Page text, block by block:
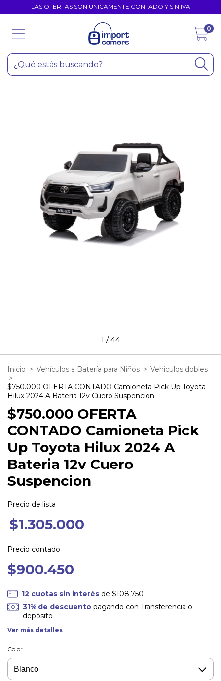
LAS OFERTAS SON UNICAMENTE CONTADO Y SIN IVA
0
1 /44
Inicio > Vehículos a Batería para Niños > Vehiculos dobles
>
$750.000 OFERTA CONTADO Camioneta Pick Up Toyota
Hilux 2024 A Bateria 12v Cuero Suspencion
$750.000 OFERTA
CONTADO Camioneta Pick
Up Toyota Hilux 2024 A
Bateria 12v Cuero
Suspencion
Precio de lista
$1.305.000
Precio contado
$900.450
12 cuotas sin interésde $108.750
31% de descuento pagando con Transferencia o
depósito
Ver más detalles
Color